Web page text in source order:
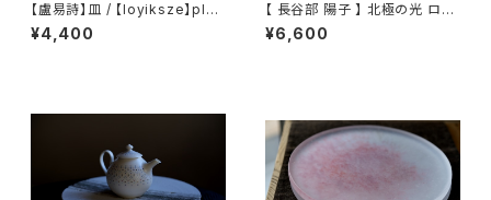
【盧易詩】皿 / 【loyiksze】plat
e
¥4,400
【 長谷部 陽子 】 北極の光 ロッ
クグラス / 【 Yoko Hasebe 】
Whisky Tumbler
¥6,600